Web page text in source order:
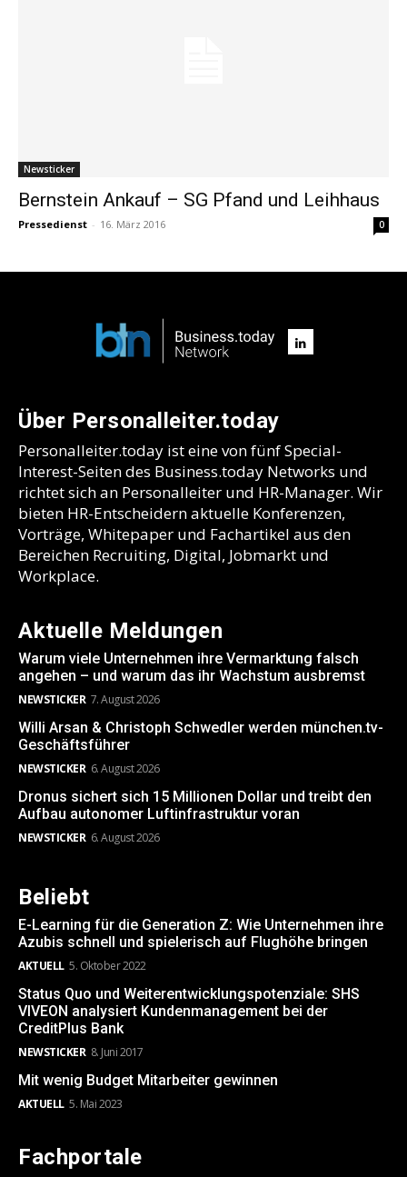
Newsticker
Bernstein Ankauf – SG Pfand und Leihhaus
Pressedienst - 16. März 2016 0
Über Personalleiter.today
Personalleiter.today ist eine von fünf Special-
Interest-Seiten des Business.today Networks und
richtet sich an Personalleiter und HR-Manager. Wir
bieten HR-Entscheidern aktuelle Konferenzen,
Vorträge, Whitepaper und Fachartikel aus den
Bereichen Recruiting, Digital, Jobmarkt und
Workplace.
Aktuelle Meldungen
Warum viele Unternehmen ihre Vermarktung falsch
angehen – und warum das ihr Wachstum ausbremst
NEWSTICKER 7. August 2026
Willi Arsan & Christoph Schwedler werden münchen.tv-
Geschäftsführer
NEWSTICKER 6. August 2026
Dronus sichert sich 15 Millionen Dollar und treibt den
Aufbau autonomer Luftinfrastruktur voran
NEWSTICKER 6. August 2026
Beliebt
E-Learning für die Generation Z: Wie Unternehmen ihre
Azubis schnell und spielerisch auf Flughöhe bringen
AKTUELL 5. Oktober 2022
Status Quo und Weiterentwicklungspotenziale: SHS
VIVEON analysiert Kundenmanagement bei der
CreditPlus Bank
NEWSTICKER 8. Juni 2017
Mit wenig Budget Mitarbeiter gewinnen
AKTUELL 5. Mai 2023
Fachportale